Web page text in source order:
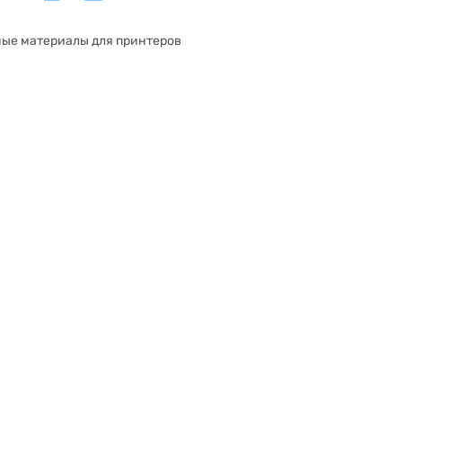
материалы для принтеров